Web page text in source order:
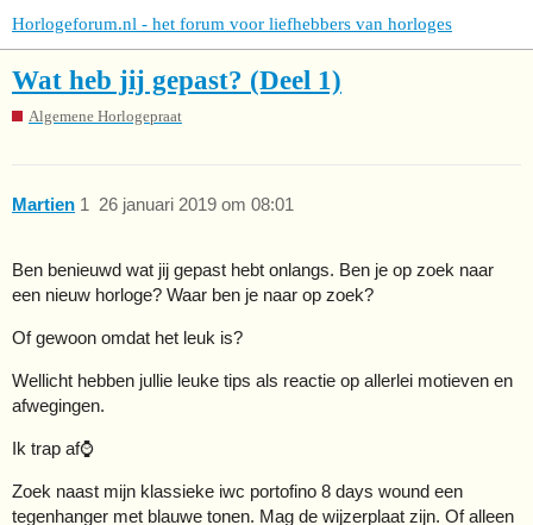
Horlogeforum.nl - het forum voor liefhebbers van horloges
Wat heb jij gepast? (Deel 1)
Algemene Horlogepraat
Martien 26 januari 2019 om 08:01
1
Ben benieuwd wat jij gepast hebt onlangs. Ben je op zoek naar
een nieuw horloge? Waar ben je naar op zoek?
Of gewoon omdat het leuk is?
Wellicht hebben jullie leuke tips als reactie op allerlei motieven en
afwegingen.
Ik trap af⌚️
Zoek naast mijn klassieke iwc portofino 8 days wound een
tegenhanger met blauwe tonen. Mag de wijzerplaat zijn. Of alleen